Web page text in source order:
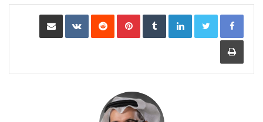
LinkedIn
Pinterest مشاركة عبر البريد
طباعة